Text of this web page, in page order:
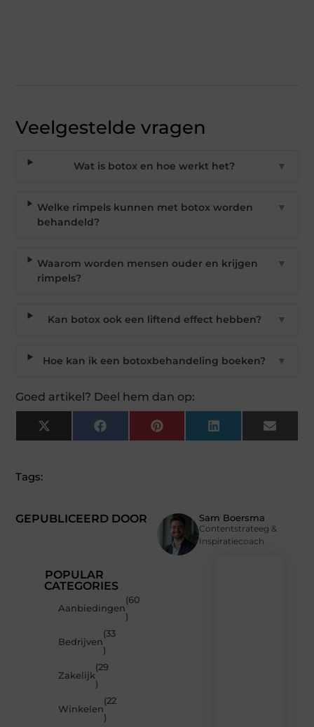
Veelgestelde vragen
Wat is botox en hoe werkt het? ▼
Welke rimpels kunnen met botox worden
behandeld?
▼
Waarom worden mensen ouder en krijgen
rimpels?
▼
Kan botox ook een liftend effect hebben? ▼
Hoe kan ik een botoxbehandeling boeken? ▼
Goed artikel? Deel hem dan op:
X
(Twitter)
Facebook Pinterest LinkedIn Email
GEPUBLICEERD DOOR Sam Boersma
Contentstrateeg &
Inspiratiecoach
Tags:
POPULAR
CATEGORIES
Aanbiedingen
(60
)
Bedrijven
(33
)
Zakelijk
(29
)
Winkelen
(22
)